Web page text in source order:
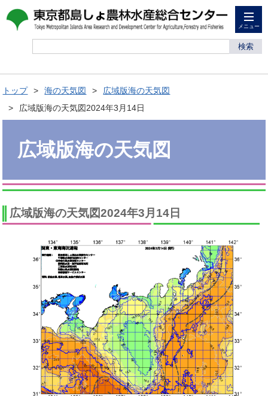
メニュー
検索
トップ 海の天気図
広域版海の天気図
広域版海の天気図2024年3月14日
広域版海の天気図
広域版海の天気図2024年3月14日